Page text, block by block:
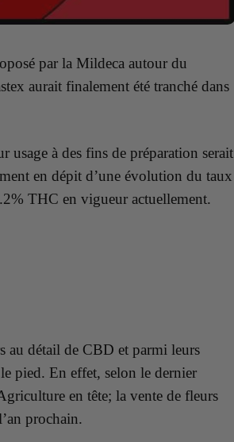
par la Mildeca autour du
aurait finalement été tranché dans
usage à des fins de préparation serait
en dépit d’une évolution du taux
THC en vigueur actuellement.
au détail de CBD et parmi leurs
pied. En effet, selon le dernier
en tête; la vente de fleurs
prochain.